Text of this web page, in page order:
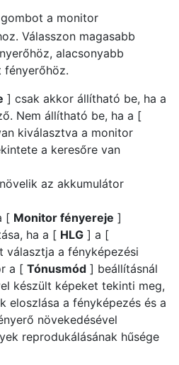
gombot a monitor
Válasszon magasabb
alacsonyabb
] csak akkor állítható be, ha a
Nem állítható be, ha a [
kiválasztva a monitor
a keresőre van
az akkumulátor
[ Monitor fényereje ]
ha a [ HLG ] a [
választja a fényképezési
a [ Tónusmód ] beállításnál
készült képeket tekinti meg,
eloszlása a fényképezés és a
növekedésével
reprodukálásának hűsége